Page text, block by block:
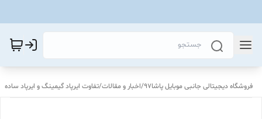
فروشگاه دیجیتالی جانبی موبایل پاشا97 /اخبار و مقالات/تفاوت ایرپاد گیمینگ و ایرپاد ساده